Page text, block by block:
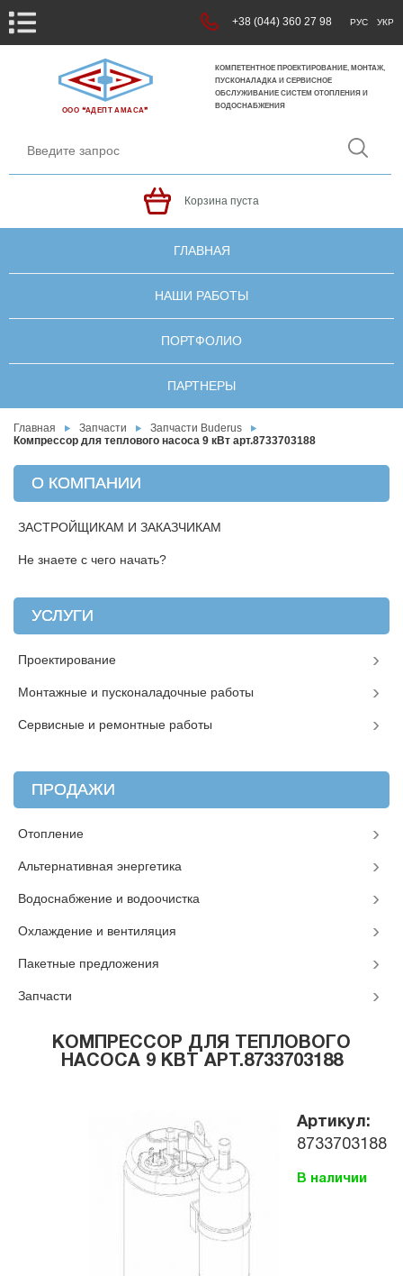
+38 (044) 360 27 98 РУС УКР
ООО ❝АДЕПТ АМАСА❞
КОМПЕТЕНТНОЕ ПРОЕКТИРОВАНИЕ, МОНТАЖ,
ПУСКОНАЛАДКА И СЕРВИСНОЕ
ОБСЛУЖИВАНИЕ СИСТЕМ ОТОПЛЕНИЯ И
ВОДОСНАБЖЕНИЯ
Корзина пуста
ГЛАВНАЯ
НАШИ РАБОТЫ
ПОРТФОЛИО
ПАРТНЕРЫ
Главная Запчасти
Запчасти Buderus
Компрессор для теплового насоса 9 кВт арт.8733703188
КОМПРЕССОР ДЛЯ ТЕПЛОВОГО
НАСОСА 9 КВТ АРТ.8733703188
Артикул:
8733703188
В наличии
О КОМПАНИИ
ЗАСТРОЙЩИКАМ И ЗАКАЗЧИКАМ
Не знаете с чего начать?
УСЛУГИ
Проектирование
Монтажные и пусконаладочные работы
Сервисные и ремонтные работы
ПРОДАЖИ
Отопление
Альтернативная энергетика
Водоснабжение и водоочистка
Охлаждение и вентиляция
Пакетные предложения
Запчасти